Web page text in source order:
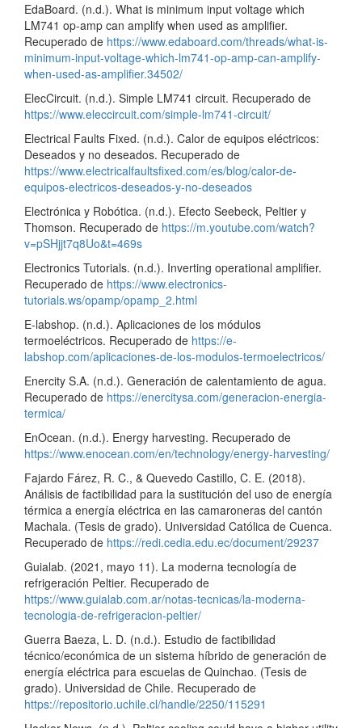
EdaBoard. (n.d.). What is minimum input voltage which
LM741 op-amp can amplify when used as amplifier.
Recuperado de https://www.edaboard.com/threads/what-is-
minimum-input-voltage-which-lm741-op-amp-can-amplify-
when-used-as-amplifier.34502/
ElecCircuit. (n.d.). Simple LM741 circuit. Recuperado de
https://www.eleccircuit.com/simple-lm741-circuit/
Electrical Faults Fixed. (n.d.). Calor de equipos eléctricos:
Deseados y no deseados. Recuperado de
https://www.electricalfaultsfixed.com/es/blog/calor-de-
equipos-electricos-deseados-y-no-deseados
Electrónica y Robótica. (n.d.). Efecto Seebeck, Peltier y
Thomson. Recuperado de https://m.youtube.com/watch?
v=pSHjjt7q8Uo&t=469s
Electronics Tutorials. (n.d.). Inverting operational amplifier.
Recuperado de https://www.electronics-
tutorials.ws/opamp/opamp_2.html
E-labshop. (n.d.). Aplicaciones de los módulos
termoeléctricos. Recuperado de https://e-
labshop.com/aplicaciones-de-los-modulos-termoelectricos/
Enercity S.A. (n.d.). Generación de calentamiento de agua.
Recuperado de https://enercitysa.com/generacion-energia-
termica/
EnOcean. (n.d.). Energy harvesting. Recuperado de
https://www.enocean.com/en/technology/energy-harvesting/
Fajardo Fárez, R. C., & Quevedo Castillo, C. E. (2018).
Análisis de factibilidad para la sustitución del uso de energía
térmica a energía eléctrica en las camaroneras del cantón
Machala. (Tesis de grado). Universidad Católica de Cuenca.
Recuperado de https://redi.cedia.edu.ec/document/29237
Guialab. (2021, mayo 11). La moderna tecnología de
refrigeración Peltier. Recuperado de
https://www.guialab.com.ar/notas-tecnicas/la-moderna-
tecnologia-de-refrigeracion-peltier/
Guerra Baeza, L. D. (n.d.). Estudio de factibilidad
técnico/económica de un sistema híbrido de generación de
energía eléctrica para escuelas de Quinchao. (Tesis de
grado). Universidad de Chile. Recuperado de
https://repositorio.uchile.cl/handle/2250/115291